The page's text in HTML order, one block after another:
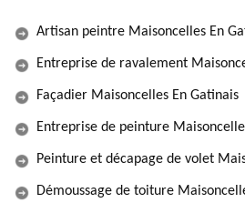
Artisan peintre Maisoncelles En
Entreprise de ravalement
Façadier Maisoncelles En Gatinais
Entreprise de peinture
Peinture et décapage de volet
Démoussage de toiture